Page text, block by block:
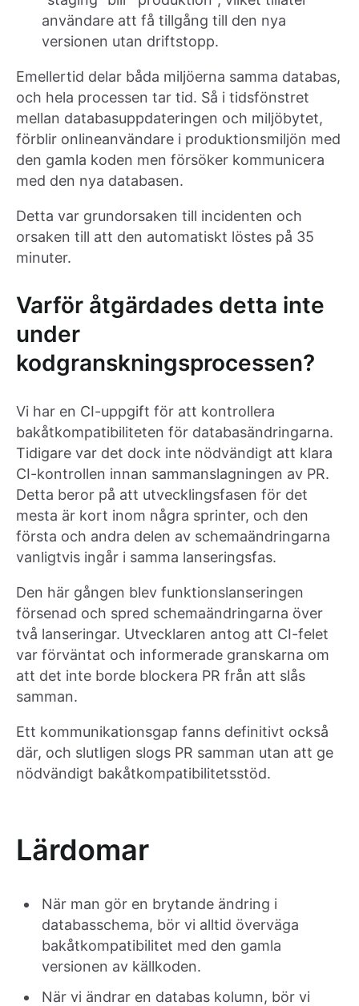
användare att få tillgång till den nya
versionen utan driftstopp.
Emellertid delar båda miljöerna samma databas,
och hela processen tar tid. Så i tidsfönstret
mellan databasuppdateringen och miljöbytet,
förblir onlineanvändare i produktionsmiljön med
den gamla koden men försöker kommunicera
med den nya databasen.
Detta var grundorsaken till incidenten och
orsaken till att den automatiskt löstes på 35
minuter.
Varför åtgärdades detta inte
under
kodgranskningsprocessen?
Vi har en CI-uppgift för att kontrollera
bakåtkompatibiliteten för databasändringarna.
Tidigare var det dock inte nödvändigt att klara
CI-kontrollen innan sammanslagningen av PR.
Detta beror på att utvecklingsfasen för det
mesta är kort inom några sprinter, och den
första och andra delen av schemaändringarna
vanligtvis ingår i samma lanseringsfas.
Den här gången blev funktionslanseringen
försenad och spred schemaändringarna över
två lanseringar. Utvecklaren antog att CI-felet
var förväntat och informerade granskarna om
att det inte borde blockera PR från att slås
samman.
Ett kommunikationsgap fanns definitivt också
där, och slutligen slogs PR samman utan att ge
nödvändigt bakåtkompatibilitetsstöd.
Lärdomar
När man gör en brytande ändring i
databasschema, bör vi alltid överväga
bakåtkompatibilitet med den gamla
versionen av källkoden.
När vi ändrar en databas kolumn, bör vi